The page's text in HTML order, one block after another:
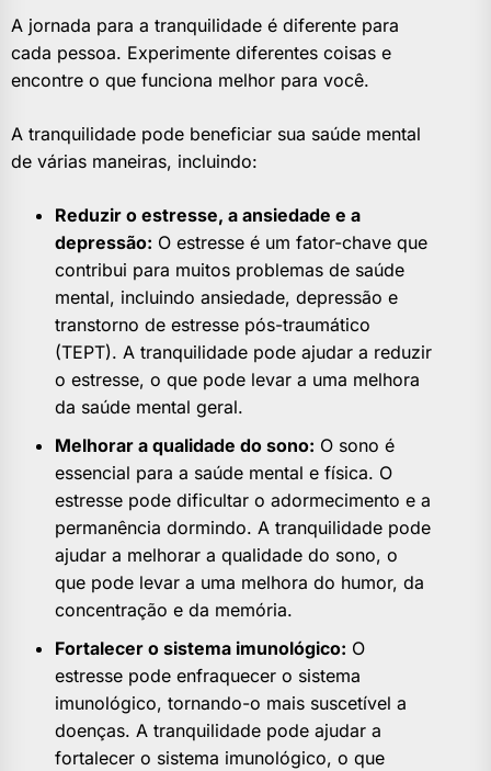
A jornada para a tranquilidade é diferente para
cada pessoa. Experimente diferentes coisas e
encontre o que funciona melhor para você.
A tranquilidade pode beneficiar sua saúde mental
de várias maneiras, incluindo:
Reduzir o estresse, a ansiedade e a
depressão: O estresse é um fator-chave que
contribui para muitos problemas de saúde
mental, incluindo ansiedade, depressão e
transtorno de estresse pós-traumático
(TEPT). A tranquilidade pode ajudar a reduzir
o estresse, o que pode levar a uma melhora
da saúde mental geral.
Melhorar a qualidade do sono: O sono é
essencial para a saúde mental e física. O
estresse pode dificultar o adormecimento e a
permanência dormindo. A tranquilidade pode
ajudar a melhorar a qualidade do sono, o
que pode levar a uma melhora do humor, da
concentração e da memória.
Fortalecer o sistema imunológico: O
estresse pode enfraquecer o sistema
imunológico, tornando-o mais suscetível a
doenças. A tranquilidade pode ajudar a
fortalecer o sistema imunológico, o que